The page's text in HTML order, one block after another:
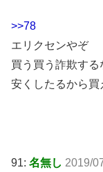
>>78
エリクセンやぞ
買う買う詐欺する
安くしたるから買
91: 名無し 2019/